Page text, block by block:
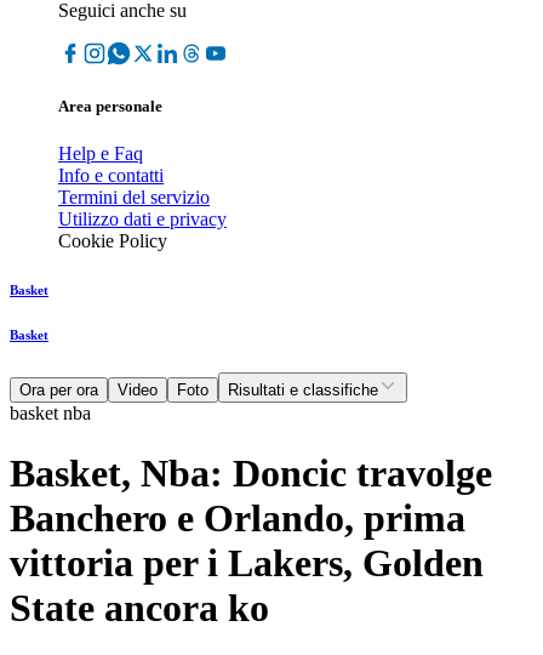
Seguici anche su
Area personale
Help e Faq
Info e contatti
Termini del servizio
Utilizzo dati e privacy
Cookie Policy
Basket
Basket
Ora per ora Video Foto Risultati e classifiche
basket nba
Basket, Nba: Doncic travolge
Banchero e Orlando, prima
vittoria per i Lakers, Golden
State ancora ko